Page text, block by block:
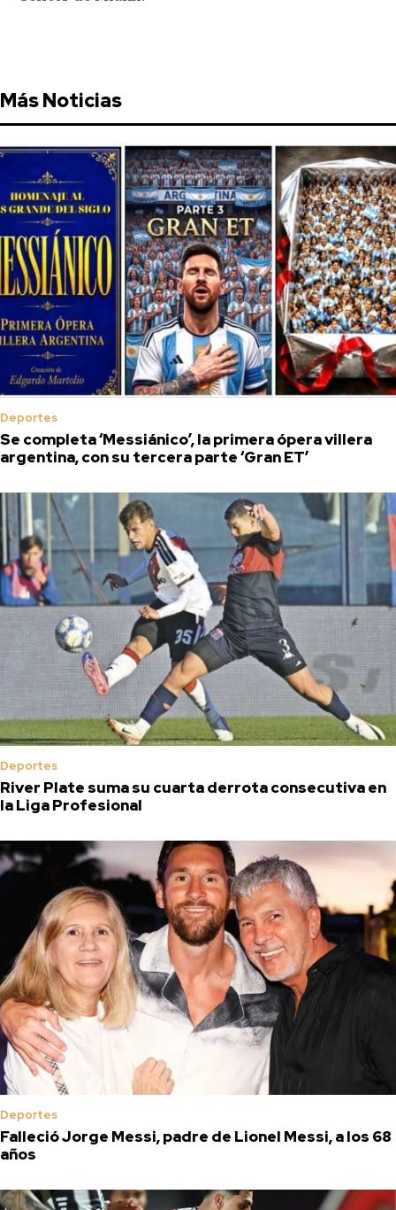
Más Noticias
Deportes
Se completa ‘Messiánico’, la primera ópera villera
argentina, con su tercera parte ‘Gran ET’
Deportes
River Plate suma su cuarta derrota consecutiva en
la Liga Profesional
Deportes
Falleció Jorge Messi, padre de Lionel Messi, a los 68
años